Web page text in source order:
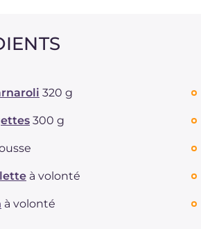
320 g
300 g
à volonté
à volonté